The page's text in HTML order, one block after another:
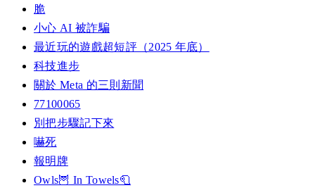
脆
小心 AI 被詐騙
最近玩的遊戲超短評（2025 年底）
科技進步
關於 Meta 的三則新聞
77100065
別把步驟記下來
嚇死
報明牌
Owls🦉 In Towels🧻